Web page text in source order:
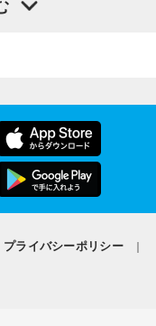
尋ねられると、迷わ
然が」と、その美し
美しくいてくれてあ
す」と、故郷への深
い方」として名前を
志堅用高さんでし
節目の年を迎えるこ
想いを語りました。
返ります。
、苦笑いを見せまし
と違っても大丈夫。
由に書き出してみ
かに動いてみるのが
トが見つかる予感
プライバシーポリシー